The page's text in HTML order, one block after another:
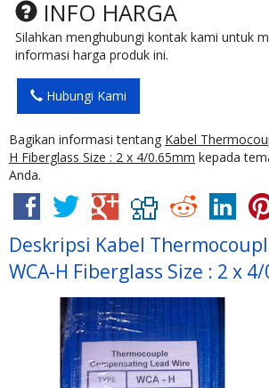
INFO HARGA
Silahkan menghubungi kontak kami untuk
informasi harga produk ini.
Hubungi Kami
Bagikan informasi tentang Kabel
H Fiberglass Size : 2 x 4/0.65mm kepada
Anda.
Deskripsi Kabel
WCA-H Fiberglass Size : 2 x